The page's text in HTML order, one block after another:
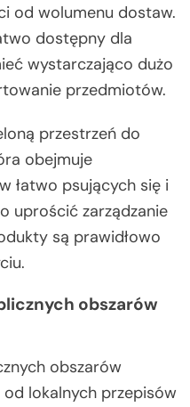
od wolumenu dostaw.
dostępny dla
wystarczająco dużo
przedmiotów.
przestrzeń do
obejmuje
łatwo psujących się i
uprościć zarządzanie
są prawidłowo
obszarów
obszarów
lokalnych przepisów